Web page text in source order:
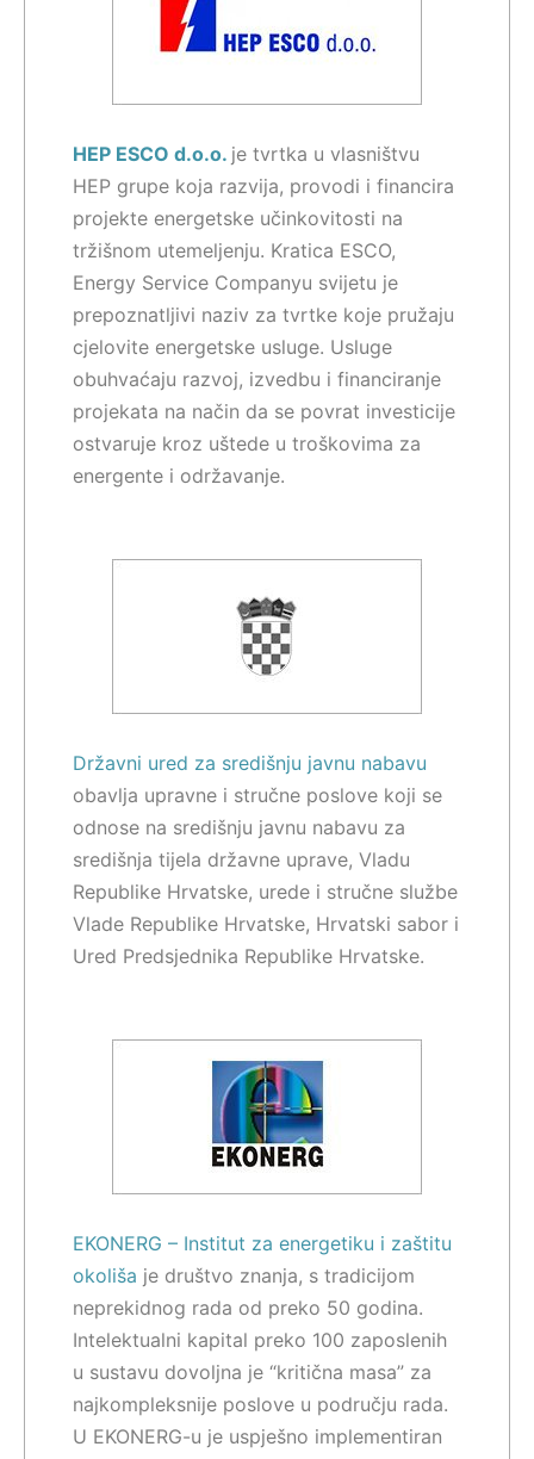
HEP ESCO d.o.o. je tvrtka u vlasništvu
HEP grupe koja razvija, provodi i financira
projekte energetske učinkovitosti na
tržišnom utemeljenju. Kratica ESCO,
Energy Service Companyu svijetu je
prepoznatljivi naziv za tvrtke koje pružaju
cjelovite energetske usluge. Usluge
obuhvaćaju razvoj, izvedbu i financiranje
projekata na način da se povrat investicije
ostvaruje kroz uštede u troškovima za
energente i održavanje.
Državni ured za središnju javnu nabavu
obavlja upravne i stručne poslove koji se
odnose na središnju javnu nabavu za
središnja tijela državne uprave, Vladu
Republike Hrvatske, urede i stručne službe
Vlade Republike Hrvatske, Hrvatski sabor i
Ured Predsjednika Republike Hrvatske.
EKONERG – Institut za energetiku i zaštitu
okoliša je društvo znanja, s tradicijom
neprekidnog rada od preko 50 godina.
Intelektualni kapital preko 100 zaposlenih
u sustavu dovoljna je “kritična masa” za
najkompleksnije poslove u području rada.
U EKONERG-u je uspješno implementiran